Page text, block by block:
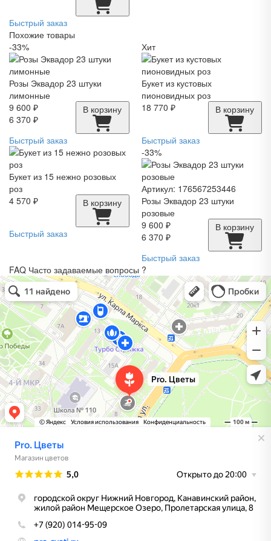
Быстрый заказ
Похожие товары
-33%
Розы Эквадор 23 штуки
лимонные
9 600 ₽
6 370 ₽
В корзину
Быстрый заказ
Хит
Букет из кустовых
пионовидных роз
18 770 ₽
В корзину
Быстрый заказ
Букет из 15 нежно розовых
роз
4 570 ₽
В корзину
Быстрый заказ
-33%
Артикул: 176567253446
Розы Эквадор 23 штуки
розовые
9 600 ₽
6 370 ₽
В корзину
Быстрый заказ
FAQ Часто задаваемые вопросы ?
Pro. Цветы
Магазин цветов в Нижнем Новгороде
Доставка цветов и букетов в Нижнем Новгороде